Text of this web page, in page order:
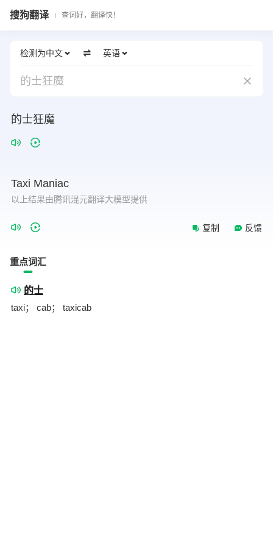
搜狗翻译 查词好，翻译快！
检测为中文 英语
的士狂魔
的士狂魔
Taxi Maniac
以上结果由腾讯混元翻译大模型提供
复制 反馈
重点词汇
的士
taxi； cab； taxicab